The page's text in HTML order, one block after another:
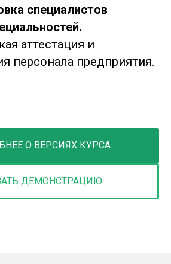
специалистов
аттестация и
персонала предприятия.
О ВЕРСИЯХ КУРСА
ДЕМОНСТРАЦИЮ